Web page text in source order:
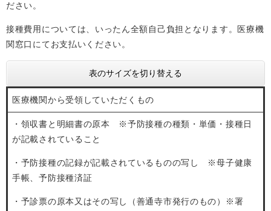
ださい。
接種費用については、いったん全額自己負担となります。医療機
関窓口にてお支払いください。
表のサイズを切り替える
医療機関から受領していただくもの
・領収書と明細書の原本 ※予防接種の種類・単価・接種日
が記載されていること
・予防接種の記録が記載されているものの写し ※母子健康
手帳、予防接種済証
・予診票の原本又はその写し（善通寺市発行のもの）※署